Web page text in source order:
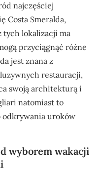
najczęściej
Costa Smeralda,
tych lokalizacji ma
przyciągnąć różne
jest znana z
restauracji,
swoją architekturą i
natomiast to
odkrywania uroków
wyborem wakacji